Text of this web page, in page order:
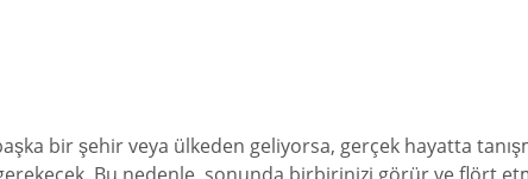
bir şehir veya ülkeden geliyorsa, gerçek hayatta